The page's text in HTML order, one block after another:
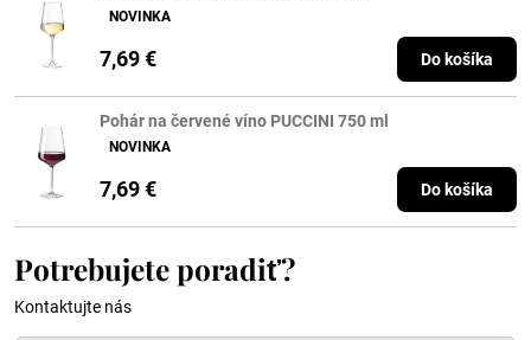
NOVINKA
7,69 € Do košíka
Pohár na červené víno PUCCINI 750 ml
NOVINKA
7,69 € Do košíka
Potrebujete poradiť?
Kontaktujte nás